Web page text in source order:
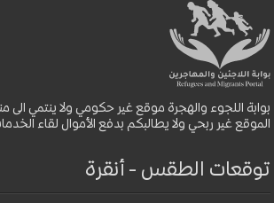
الموقع غير ربحي ولا يطالبكم بدفع الأموال لقاء
توقعات الطقس - أنقرة